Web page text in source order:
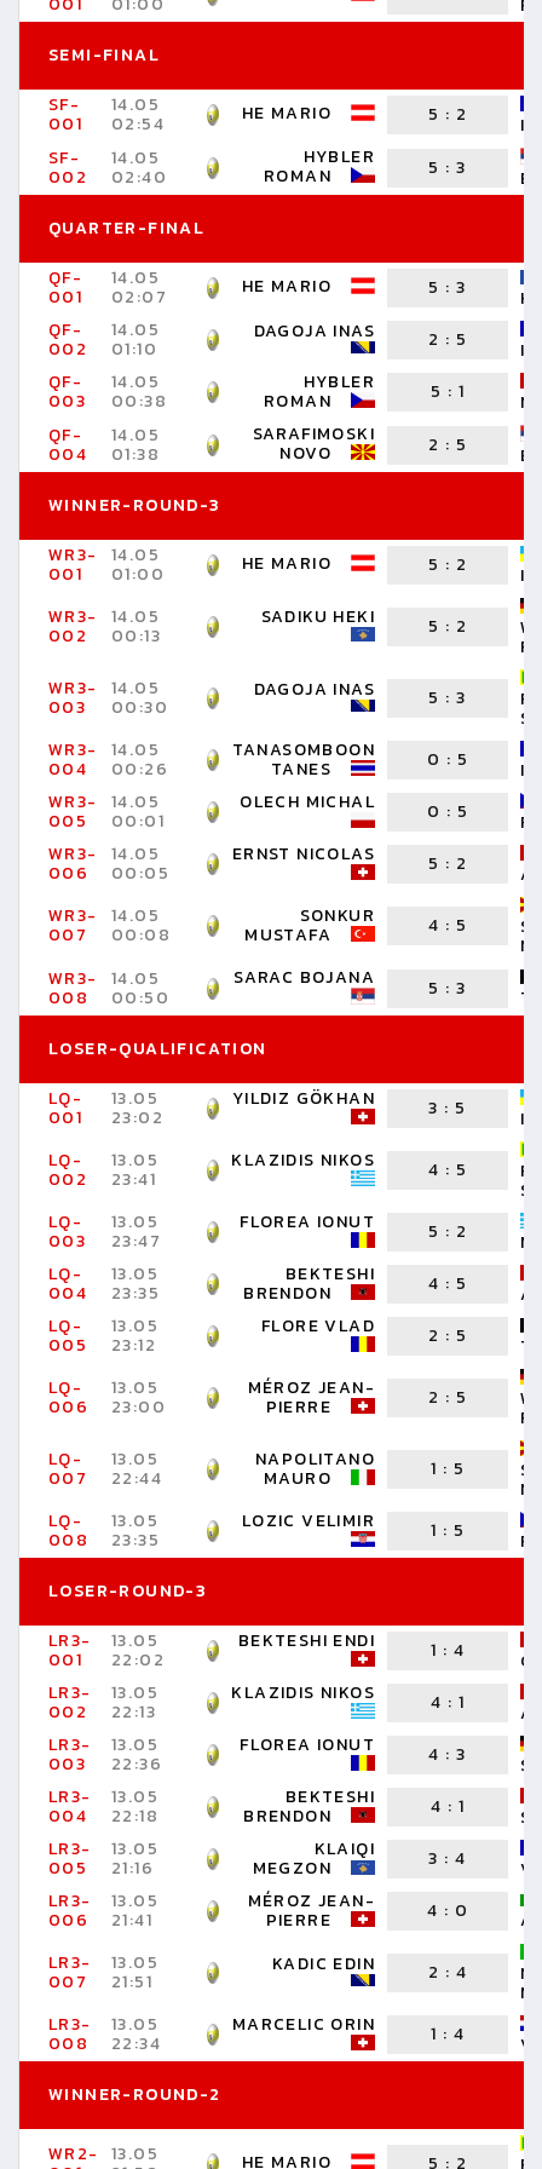
SEMI-FINAL
SF-
001
14.05
02:54 HE MARIO 5 : 2
SF-
002
14.05
02:40
HYBLER
ROMAN 5 :3
QUARTER-FINAL
QF-
001
14.05
02:07 HE MARIO 5 :3
QF-
002
14.05
01:10
DAGOJA INAS 2 : 5
QF-
003
14.05
00:38
HYBLER
ROMAN 5 : 1
QF-
004
14.05
01:38
SARAFIMOSKI
NOVO 2 : 5
WINNER-ROUND-3
WR3-
001
14.05
01:00 HE MARIO 5 : 2
WR3-
002
14.05
00:13
SADIKU HEKI 5 : 2
WR3-
003
14.05
00:30
DAGOJA INAS 5 :3
WR3-
004
14.05
00:26
TANASOMBOON
TANES 0 : 5
WR3-
005
14.05
00:01
OLECH MICHAL 0 : 5
WR3-
006
14.05
00:05
ERNST NICOLAS 5 : 2
WR3-
007
14.05
00:08
SONKUR
MUSTAFA 4 : 5
WR3-
008
14.05
00:50
SARAC BOJANA 5 :3
LOSER-QUALIFICATION
LQ-
001
13.05
23:02
YILDIZ GÖKHAN 3 : 5
LQ-
002
13.05
23:41
KLAZIDIS NIKOS 4 : 5
LQ-
003
13.05
23:47
FLOREA IONUT 5 : 2
LQ-
004
13.05
23:35
BEKTESHI
BRENDON 4 : 5
LQ-
005
13.05
23:12
FLORE VLAD 2 : 5
LQ-
006
13.05
23:00
MÉROZ JEAN-
PIERRE 2 : 5
LQ-
007
13.05
22:44
NAPOLITANO
MAURO 1 : 5
LQ-
008
13.05
23:35
LOZIC VELIMIR 1 : 5
LOSER-ROUND-3
LR3-
001
13.05
22:02
BEKTESHI ENDI 1 : 4
LR3-
002
13.05
22:13
KLAZIDIS NIKOS 4 : 1
LR3-
003
13.05
22:36
FLOREA IONUT 4 :3
LR3-
004
13.05
22:18
BEKTESHI
BRENDON 4 : 1
LR3-
005
13.05
21:16
KLAIQI
MEGZON 3 :4
LR3-
006
13.05
21:41
MÉROZ JEAN-
PIERRE 4 : 0
LR3-
007
13.05
21:51
KADIC EDIN 2 : 4
LR3-
008
13.05
22:34
MARCELIC ORIN 1 : 4
WINNER-ROUND-2
WR2- 13.05 HE MARIO 5 : 2